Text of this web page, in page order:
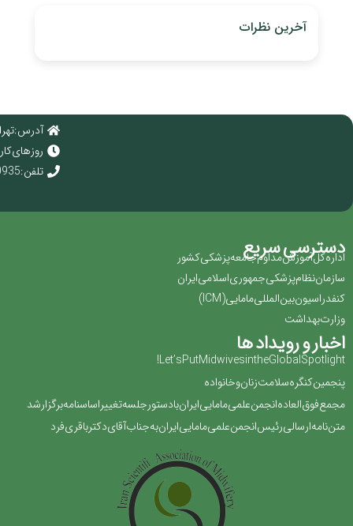
آخرین نظرات
آدرس :
روز های کاری
تلفن : 02166920935
دسترسی سریع
اداره کل آموزش مداوم جامعه پزشکی کشور
سازمان نظام پزشکی جمهوری اسلامی ایران ‏
کنفدراسیون بین المللی مامایی(‏ICM‏)‏
وزارت بهداشت
اخبار و رویداد ها
Let’s Put Midwives in the Global Spotlight!
پنجمین کنگره سلامت زنان و خانواده
مجمع فوق العاده انجمن علمی مامایی ایران با دستور جلسه تغییر اساسنامه برگزار شد
متن نامه ارسالی رئیس انجمن علمی مامایی ایران به جناب آقای دکتر باقری فرد